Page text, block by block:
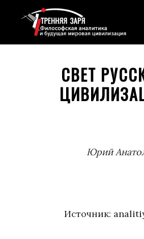
СВЕТ
Юрий
Источник: